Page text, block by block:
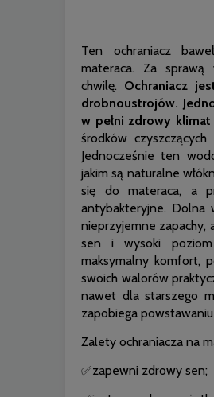
Ten ochraniacz
materaca. Za sprawą
chwilę. Ochraniacz
drobnoustrojów.
w pełni zdrowy klimat
środków
Jednocześnie ten
jakim są naturalne
się do materaca, a
antybakteryjne. Dolna
nieprzyjemne zapachy,
sen i wysoki poziom
maksymalny komfort,
swoich walorów
nawet dla starszego
zapobiega
Zalety ochraniacza na
✅zapewni zdrowy sen;